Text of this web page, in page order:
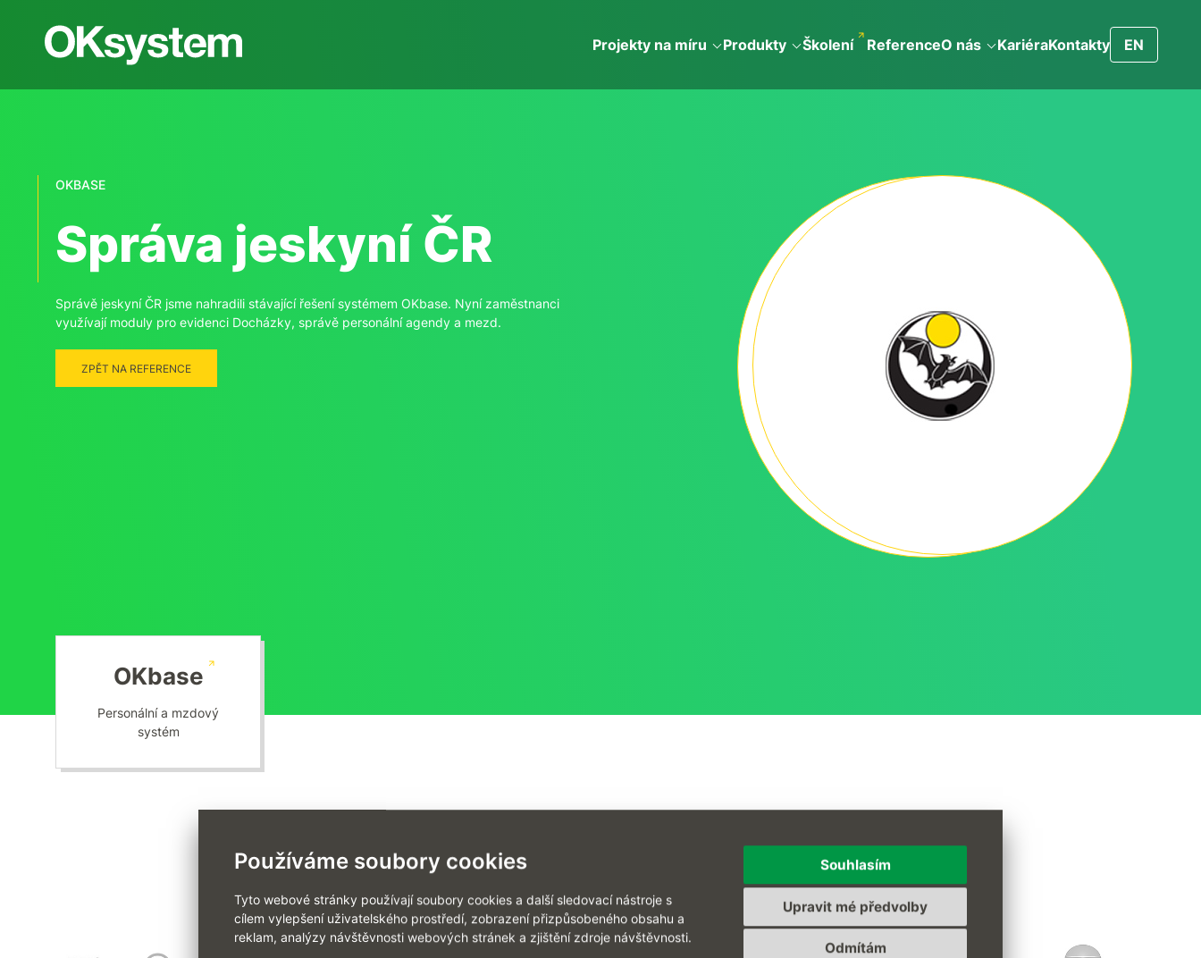
Používáme soubory cookies
Tyto webové stránky používají soubory cookies a další sledovací nástroje s
cílem vylepšení uživatelského prostředí, zobrazení přizpůsobeného obsahu a
reklam, analýzy návštěvnosti webových stránek a zjištění zdroje návštěvnosti.
Souhlasím
Odmítám
Upravit mé předvolby
Projekty na míru Produkty Školení ReferenceO nás KariéraKontakty EN
OKBASE
Správa jeskyní ČR
Správě jeskyní ČR jsme nahradili stávající řešení systémem OKbase. Nyní zaměstnanci
využívají moduly pro evidenci Docházky, správě personální agendy a mezd.
ZPĚT NA REFERENCE
OKbase
Personální a mzdový
systém
Podívejte se i na další reference